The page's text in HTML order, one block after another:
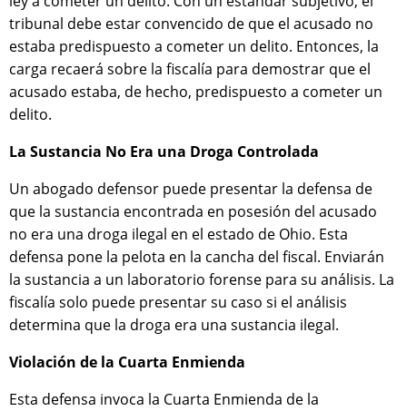
tribunal debe estar convencido de que el acusado no
estaba predispuesto a cometer un delito. Entonces, la
carga recaerá sobre la fiscalía para demostrar que el
acusado estaba, de hecho, predispuesto a cometer un
delito.
La Sustancia No Era una Droga Controlada
Un abogado defensor puede presentar la defensa de
que la sustancia encontrada en posesión del acusado
no era una droga ilegal en el estado de Ohio. Esta
defensa pone la pelota en la cancha del fiscal. Enviarán
la sustancia a un laboratorio forense para su análisis. La
fiscalía solo puede presentar su caso si el análisis
determina que la droga era una sustancia ilegal.
Violación de la Cuarta Enmienda
Esta defensa invoca la Cuarta Enmienda de la